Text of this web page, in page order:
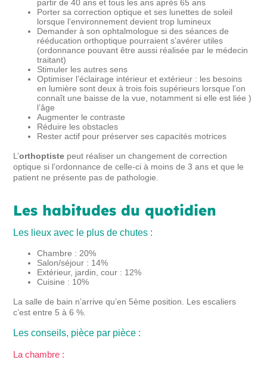
partir de 40 ans et tous les ans après 65 ans
Porter sa correction optique et ses lunettes de soleil
lorsque l’environnement devient trop lumineux
Demander à son ophtalmologue si des séances de
rééducation orthoptique pourraient s’avérer utiles
(ordonnance pouvant être aussi réalisée par le médecin
traitant)
Stimuler les autres sens
Optimiser l’éclairage intérieur et extérieur : les besoins
en lumière sont deux à trois fois supérieurs lorsque l’on
connaît une baisse de la vue, notamment si elle est liée )
l’âge
Augmenter le contraste
Réduire les obstacles
Rester actif pour préserver ses capacités motrices
L’orthoptiste peut réaliser un changement de correction
optique si l’ordonnance de celle-ci à moins de 3 ans et que le
patient ne présente pas de pathologie.
Les habitudes du quotidien
Les lieux avec le plus de chutes :
Chambre : 20%
Salon/séjour : 14%
Extérieur, jardin, cour : 12%
Cuisine : 10%
La salle de bain n’arrive qu’en 5ème position. Les escaliers
c’est entre 5 à 6 %.
Les conseils, pièce par pièce :
La chambre :